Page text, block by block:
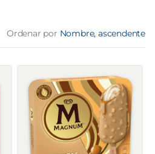
Ordenar por Nombre, ascendente